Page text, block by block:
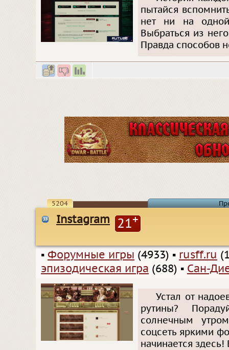
пытайся
нет ни на
Выбраться из
Правда способов
5204
Instagram 21+
▪ Форумные игры (4933) ▪ rusff.ru
эпизодическая игра (688) ▪ Сан-
Устал от
рутины?
солнечным
соцсеть яркими
начинается